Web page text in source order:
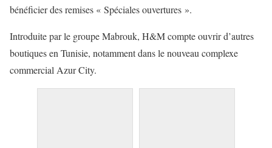
bénéficier des remises « Spéciales ouvertures ».
Introduite par le groupe Mabrouk, H&M compte ouvrir d’autres
boutiques en Tunisie, notamment dans le nouveau complexe
commercial Azur City.